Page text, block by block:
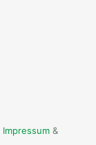
Impressum &